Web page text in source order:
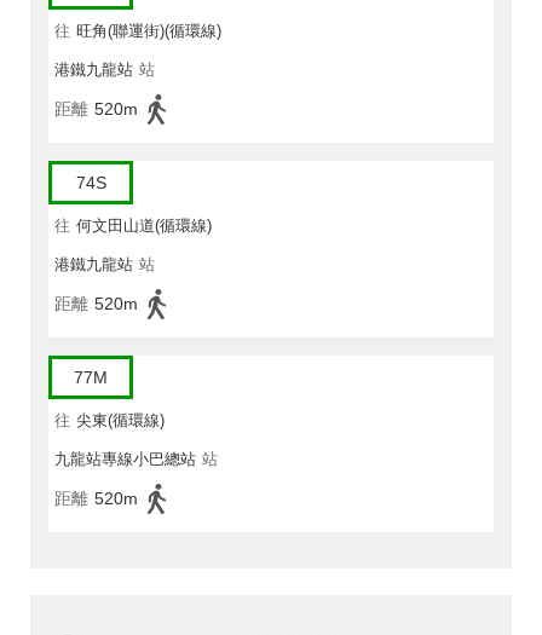
往 旺角(聯運街)(循環線)
港鐵九龍站 站
距離 520m
74S
往 何文田山道(循環線)
港鐵九龍站 站
距離 520m
77M
往 尖東(循環線)
九龍站專線小巴總站 站
距離 520m